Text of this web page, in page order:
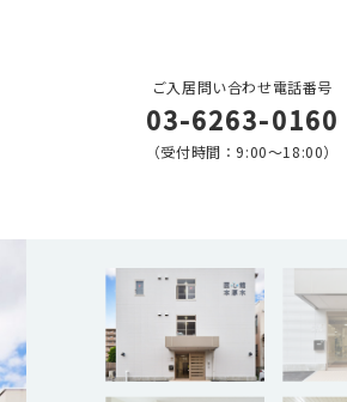
ご入居問い合わせ電話番号
03-6263-0160
（受付時間：9:00〜18:00）